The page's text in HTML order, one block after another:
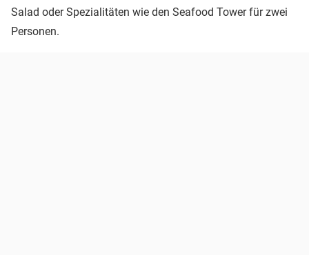
Salad oder Spezialitäten wie den Seafood Tower für zwei
Personen.